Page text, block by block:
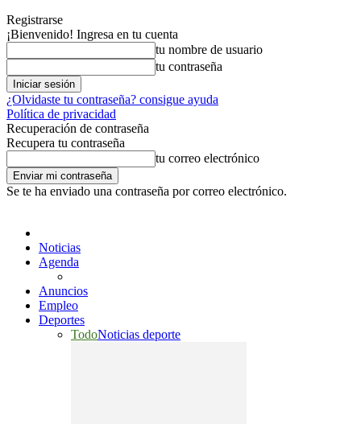
Registrarse
¡Bienvenido! Ingresa en tu cuenta
tu nombre de usuario
tu contraseña
¿Olvidaste tu contraseña? consigue ayuda
Política de privacidad
Recuperación de contraseña
Recupera tu contraseña
tu correo electrónico
Se te ha enviado una contraseña por correo electrónico.
Noticias
Agenda
Anuncios
Empleo
Deportes
TodoNoticias deporte